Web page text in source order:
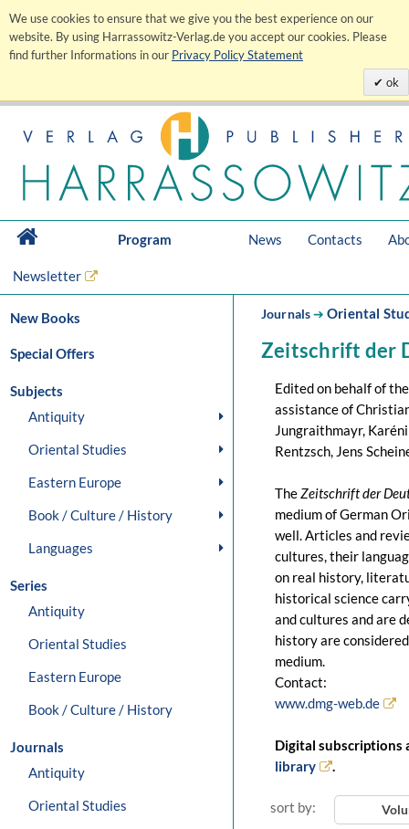
We use cookies to ensure that we give you the best experience on our
website. By using Harrassowitz-Verlag.de you accept our cookies. Please
find further Informations in our Privacy Policy Statement
ok
Program News Contacts
Newsletter
New Books
Special Offers
Subjects
Antiquity
Oriental Studies
Eastern Europe
Book / Culture / History
Languages
Series
Antiquity
Oriental Studies
Eastern Europe
Book / Culture / History
Journals
Antiquity
Oriental Studies
Journals➔Oriental
Zeitschrift der
Edited on behalf of
assistance of
Jungraithmayr,
Rentzsch, Jens
TheZeitschrift der
medium of German
well. Articles and
cultures, their
on real history,
historical science
and cultures and are
history are
medium.
Contact:
www.dmg-web.de
Digital subscriptions
library
.
sort by: